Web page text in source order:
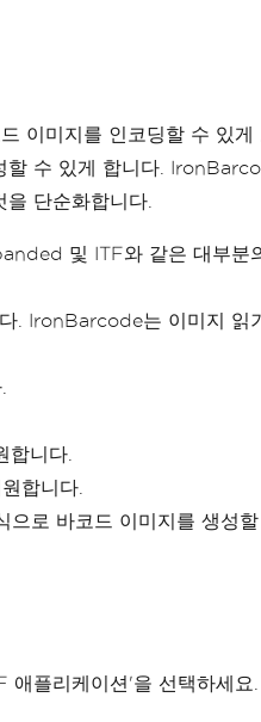
= myBarcode. Image;
이미지를 인코딩할 수 있
수 있게 합니다.
단순화합니다.
및 ITF와 같은 대부분
. IronBarcode는 이미지 읽
니다.
합니다.
로 바코드 이미지를 생성할
리케이션'을 선택하세요